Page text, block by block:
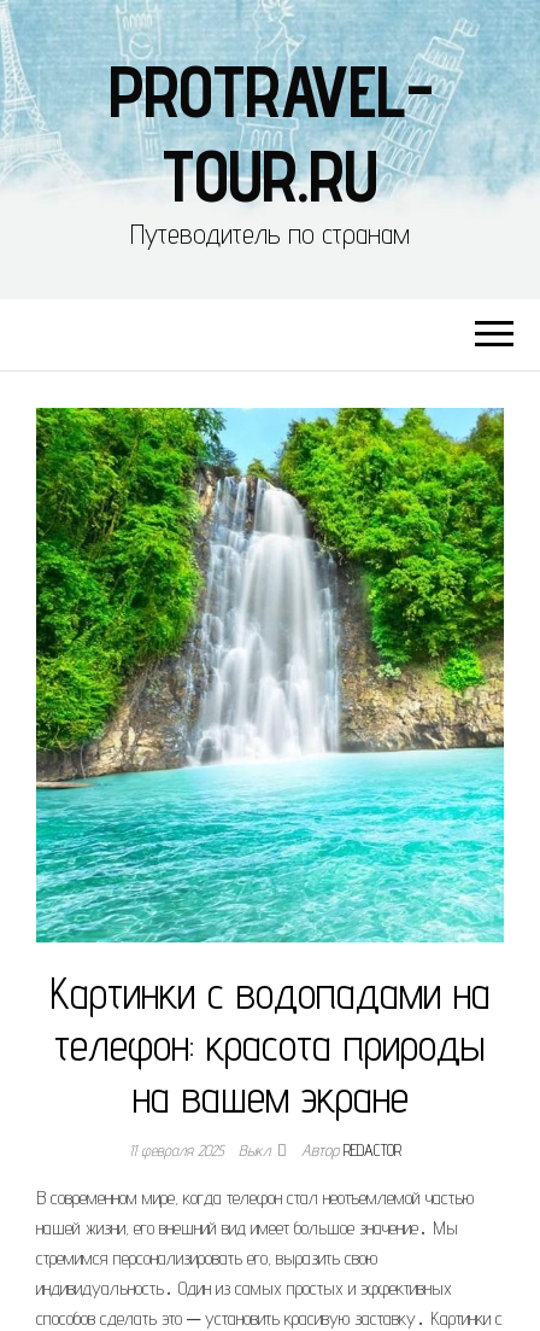
PROTRAVEL-
TOUR.RU
Путеводитель по странам
Картинки с водопадами на
телефон: красота природы
на вашем экране
11 февраля 2025 Выкл. АвторREDACTOR
В современном мире, когда телефон стал неотъемлемой частью
нашей жизни, его внешний вид имеет большое значение․ Мы
стремимся персонализировать его, выразить свою
индивидуальность․ Один из самых простых и эффективных
способов сделать это ─ установить красивую заставку․ Картинки с